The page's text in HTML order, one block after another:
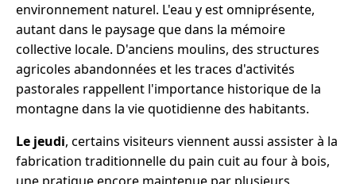
environnement naturel. L'eau y est omniprésente,
autant dans le paysage que dans la mémoire
collective locale. D'anciens moulins, des structures
agricoles abandonnées et les traces d'activités
pastorales rappellent l'importance historique de la
montagne dans la vie quotidienne des habitants.
Le jeudi, certains visiteurs viennent aussi assister à la
fabrication traditionnelle du pain cuit au four à bois,